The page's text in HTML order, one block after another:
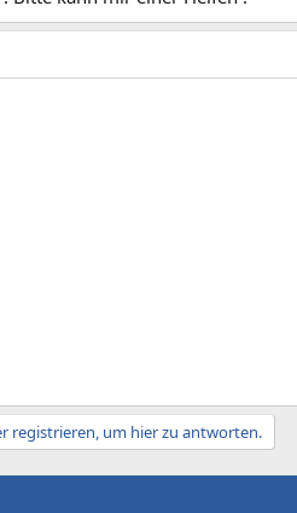
registrieren, um hier zu antworten.